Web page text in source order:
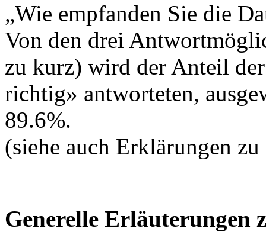
„Wie empfanden Sie die
Von den drei
zu kurz) wird der Anteil
richtig» antworteten,
89.6%.
(siehe auch Erklärungen
Generelle Erläuterungen